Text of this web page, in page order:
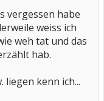
vergessen habe
weiss ich
weh tat und das
hab.
liegen kenn ich...